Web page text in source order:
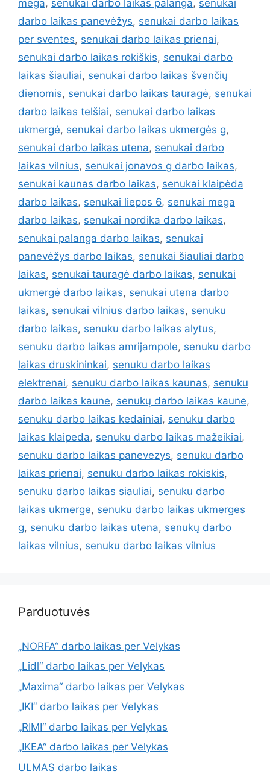
mega, senukai darbo laikas palanga, senukai
darbo laikas panevėžys, senukai darbo laikas
per sventes, senukai darbo laikas prienai,
senukai darbo laikas rokiškis, senukai darbo
laikas šiauliai, senukai darbo laikas švenčių
dienomis, senukai darbo laikas tauragė, senukai
darbo laikas telšiai, senukai darbo laikas
ukmergė, senukai darbo laikas ukmergės g,
senukai darbo laikas utena, senukai darbo
laikas vilnius, senukai jonavos g darbo laikas,
senukai kaunas darbo laikas, senukai klaipėda
darbo laikas, senukai liepos 6, senukai mega
darbo laikas, senukai nordika darbo laikas,
senukai palanga darbo laikas, senukai
panevėžys darbo laikas, senukai šiauliai darbo
laikas, senukai tauragė darbo laikas, senukai
ukmergė darbo laikas, senukai utena darbo
laikas, senukai vilnius darbo laikas, senuku
darbo laikas, senuku darbo laikas alytus,
senuku darbo laikas amrijampole, senuku darbo
laikas druskininkai, senuku darbo laikas
elektrenai, senuku darbo laikas kaunas, senuku
darbo laikas kaune, senukų darbo laikas kaune,
senuku darbo laikas kedainiai, senuku darbo
laikas klaipeda, senuku darbo laikas mažeikiai,
senuku darbo laikas panevezys, senuku darbo
laikas prienai, senuku darbo laikas rokiskis,
senuku darbo laikas siauliai, senuku darbo
laikas ukmerge, senuku darbo laikas ukmerges
g, senuku darbo laikas utena, senukų darbo
laikas vilnius, senuku darbo laikas vilnius
Parduotuvės
„NORFA“ darbo laikas per Velykas
„Lidl“ darbo laikas per Velykas
„Maxima“ darbo laikas per Velykas
„IKI“ darbo laikas per Velykas
„RIMI“ darbo laikas per Velykas
„IKEA“ darbo laikas per Velykas
ULMAS darbo laikas